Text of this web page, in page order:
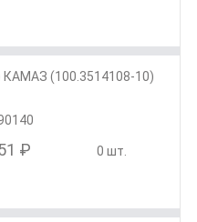
КАМАЗ (100.3514108-10)
₽ 0 шт.